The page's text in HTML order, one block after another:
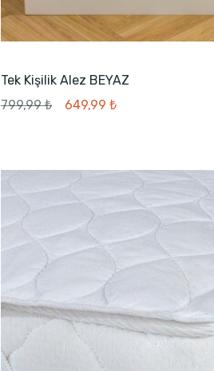
Tek Kişilik Alez BEYAZ
799,99 ₺
649,99 ₺